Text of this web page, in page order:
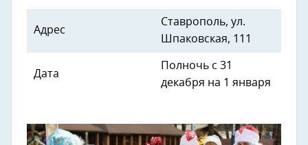
Адрес
Ставрополь, ул.
Шпаковская, 111
Дата
Полночь с 31
декабря на 1 января